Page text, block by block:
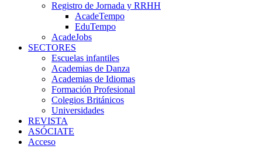
Registro de Jornada y RRHH
AcadeTempo
EduTempo
AcadeJobs
SECTORES
Escuelas infantiles
Academias de Danza
Academias de Idiomas
Formación Profesional
Colegios Británicos
Universidades
REVISTA
ASÓCIATE
Acceso